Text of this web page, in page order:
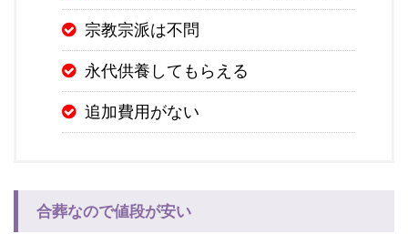
宗教宗派は不問
永代供養してもらえる
追加費用がない
合葬なので値段が安い